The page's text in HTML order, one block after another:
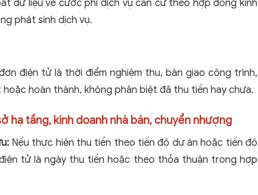
dữ liệu về cước phí dịch vụ căn cứ theo hợp đồng kinh
phát sinh dịch vụ.
điện tử là thời điểm nghiệm thu, bàn giao công trình,
hoàn thành, không phân biệt đã thu tiền hay chưa.
hạ tầng, kinh doanh nhà bán, chuyển nhượng
Nếu thực hiện thu tiền theo tiến độ dự án hoặc tiến độ
tử là ngày thu tiền hoặc theo thỏa thuận trong hợp